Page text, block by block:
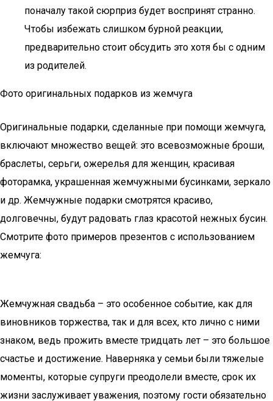
поначалу такой сюрприз будет воспринят странно.
Чтобы избежать слишком бурной реакции,
предварительно стоит обсудить это хотя бы с одним
из родителей.
Фото оригинальных подарков из жемчуга
Оригинальные подарки, сделанные при помощи жемчуга,
включают множество вещей: это всевозможные броши,
браслеты, серьги, ожерелья для женщин, красивая
фоторамка, украшенная жемчужными бусинками, зеркало
и др. Жемчужные подарки смотрятся красиво,
долговечны, будут радовать глаз красотой нежных бусин.
Смотрите фото примеров презентов с использованием
жемчуга:
Жемчужная свадьба – это особенное событие, как для
виновников торжества, так и для всех, кто лично с ними
знаком, ведь прожить вместе тридцать лет – это большое
счастье и достижение. Наверняка у семьи были тяжелые
моменты, которые супруги преодолели вместе, срок их
жизни заслуживает уважения, поэтому гости обязательно